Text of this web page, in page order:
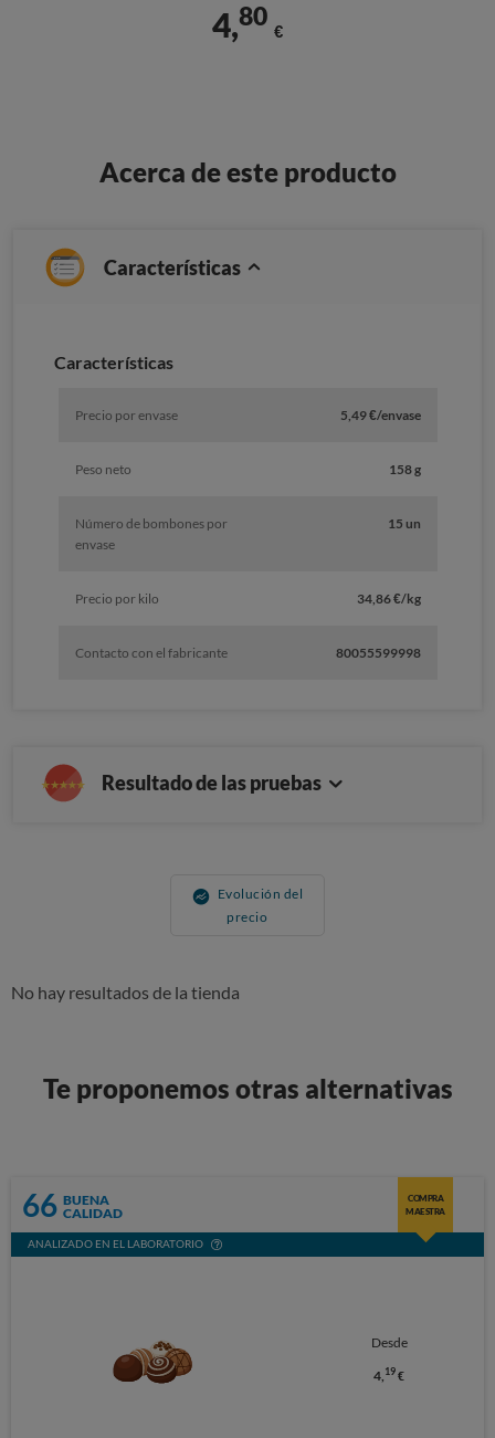
4,80
€
Acerca de este producto
Características
Características
Precio por envase 5,49 €/envase
Peso neto 158 g
Número de bombones por
envase
15 un
Precio por kilo 34,86 €/kg
Contacto con el fabricante 80055599998
Resultado de las pruebas
Evolución del
precio
No hay resultados de la tienda
Te proponemos otras alternativas
66 BUENA
CALIDAD
COMPRA
MAESTRA
ANALIZADO EN EL LABORATORIO
Desde
4, 19 €